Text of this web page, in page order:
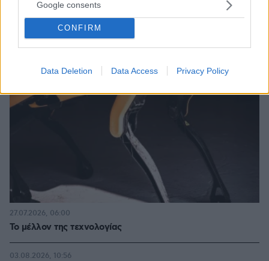
Google consents
CONFIRM
Data Deletion Data Access Privacy Policy
Το μέλλον της τεχνολογίας
27.07.2026, 06:00
03.08.2026, 10:56